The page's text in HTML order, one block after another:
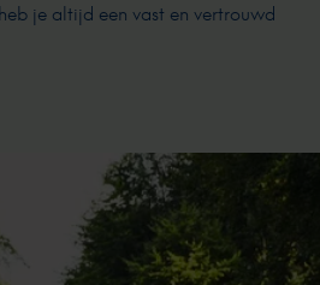
je altijd een vast en vertrouwd